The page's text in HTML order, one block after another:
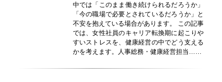
中では「このまま働き続けられるだろうか」
「今の職場で必要とされているだろうか」と
不安を抱えている場合があります。 この記事
では、女性社員のキャリア転換期に起こりや
すいストレスを、健康経営の中でどう支える
かを考えます。人事総務・健康経営担当……